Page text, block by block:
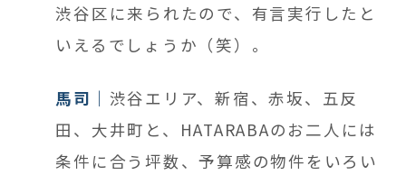
渋谷区に来られたので、有言実行したと
いえるでしょうか（笑）。
馬司
渋谷エリア、新宿、赤坂、五反
田、大井町と、HATARABAのお二人には
条件に合う坪数、予算感の物件をいろい